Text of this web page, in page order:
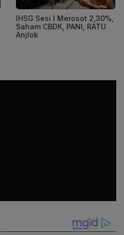
IHSG Sesi I Merosot 2,30%,
Saham CBDK, PANI, RATU
Anjlok